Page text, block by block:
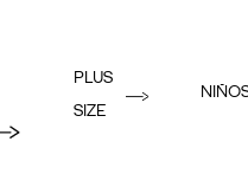
PLUS
SIZE